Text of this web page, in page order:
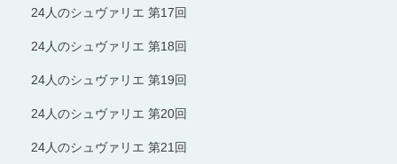
24人のシュヴァリエ 第17回
24人のシュヴァリエ 第18回
24人のシュヴァリエ 第19回
24人のシュヴァリエ 第20回
24人のシュヴァリエ 第21回